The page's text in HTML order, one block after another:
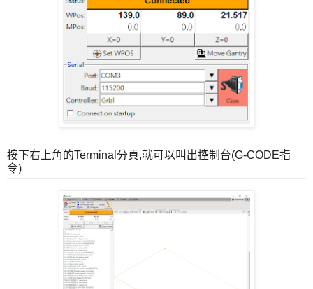
按下右上角的Terminal分頁,就可以叫出控制台(G-CODE指
令)